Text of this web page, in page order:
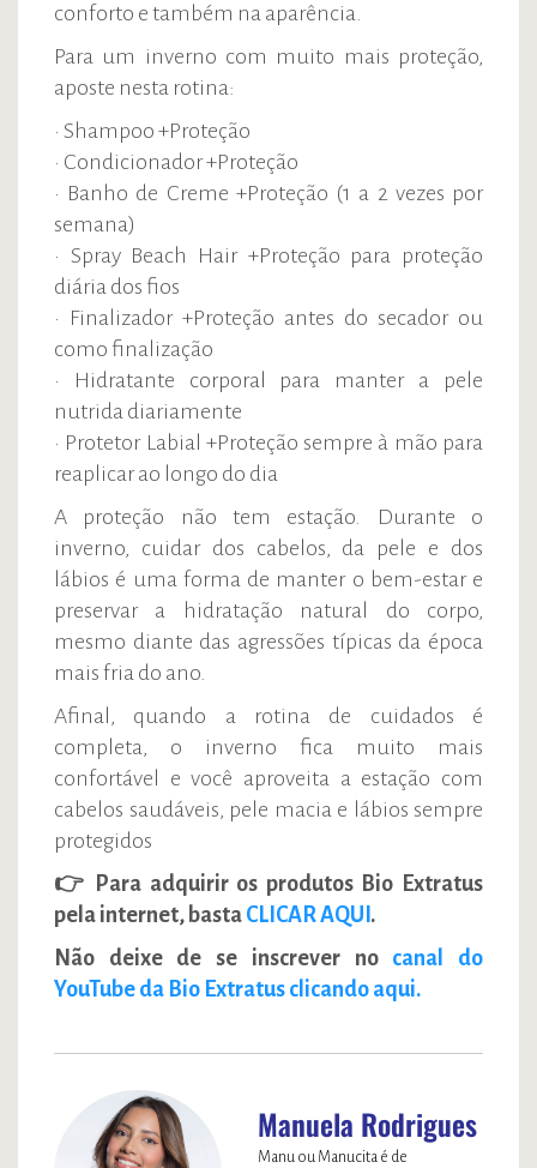
conforto e também na aparência.
Para um inverno com muito mais proteção,
aposte nesta rotina:
• Shampoo +Proteção
• Condicionador +Proteção
• Banho de Creme +Proteção (1 a 2 vezes por
semana)
• Spray Beach Hair +Proteção para proteção
diária dos fios
• Finalizador +Proteção antes do secador ou
como finalização
• Hidratante corporal para manter a pele
nutrida diariamente
• Protetor Labial +Proteção sempre à mão para
reaplicar ao longo do dia
A proteção não tem estação. Durante o
inverno, cuidar dos cabelos, da pele e dos
lábios é uma forma de manter o bem-estar e
preservar a hidratação natural do corpo,
mesmo diante das agressões típicas da época
mais fria do ano.
Afinal, quando a rotina de cuidados é
completa, o inverno fica muito mais
confortável e você aproveita a estação com
cabelos saudáveis, pele macia e lábios sempre
protegidos
👉 Para adquirir os produtos Bio Extratus
pela internet, basta CLICAR AQUI .
Não deixe de se inscrever no canal do
YouTube da Bio Extratus clicando aqui.
Manuela Rodrigues
Manu ou Manucita é de